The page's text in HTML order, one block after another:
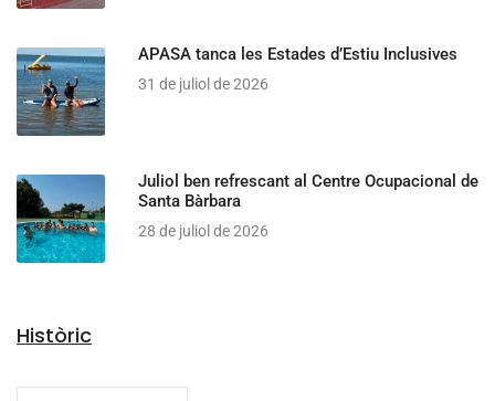
APASA tanca les Estades d’Estiu Inclusives
31 de juliol de 2026
Juliol ben refrescant al Centre Ocupacional de
Santa Bàrbara
28 de juliol de 2026
Històric